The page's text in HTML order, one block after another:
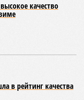
качество
в рейтинг качества